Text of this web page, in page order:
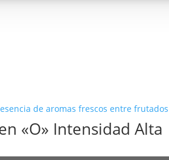
«O» Intensidad Alta